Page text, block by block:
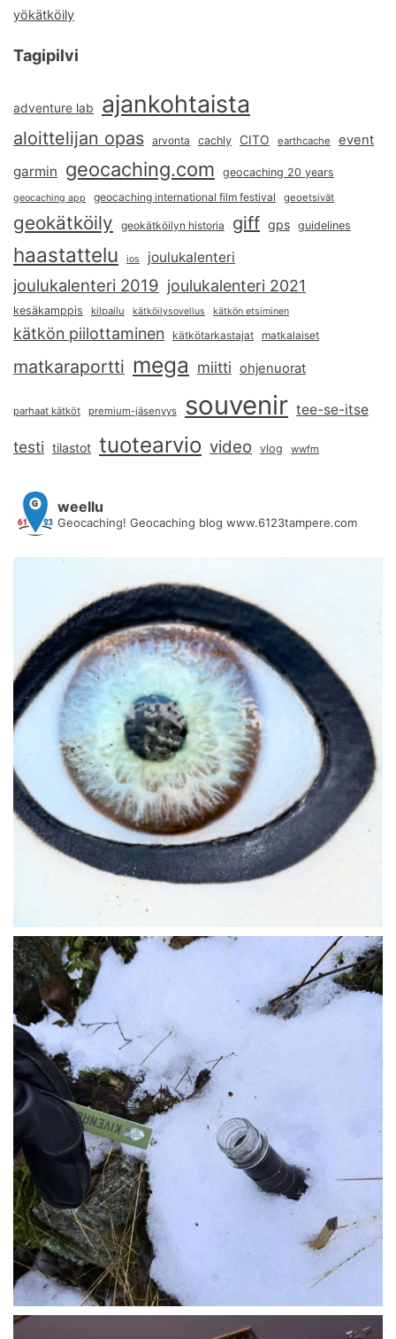
yökätköily
Tagipilvi
adventure lab ajankohtaista
aloittelijan opas arvonta cachly CITO earthcache event
garmin geocaching.com geocaching 20 years
geocaching app geocaching international film festival geoetsivät
geokätköily geokätköilyn historia giff gps guidelines
haastattelu ios joulukalenteri
joulukalenteri 2019 joulukalenteri 2021
kesäkamppis kilpailu kätköilysovellus kätkön etsiminen
kätkön piilottaminen kätkötarkastajat matkalaiset
matkaraportti mega miitti ohjenuorat
parhaat kätköt premium-jäsenyys souvenir tee-se-itse
testi tilastot tuotearvio video vlog wwfm
weellu
Geocaching! Geocaching blog www.6123tampere.com